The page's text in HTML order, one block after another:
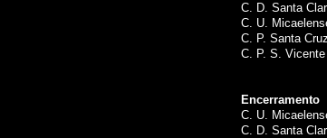
C. D. Santa
C. U.
C. P. Santa Cruz
C. P. S. Vicente
Encerramento
C. U.
C. D. Santa